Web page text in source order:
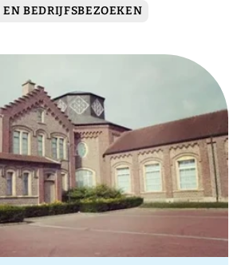
BEDRIJFSBEZOEKEN